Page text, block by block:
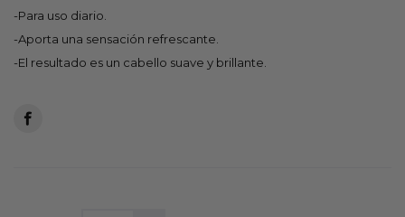
-Para uso diario.
-Aporta una sensación refrescante.
-El resultado es un cabello suave y brillante.